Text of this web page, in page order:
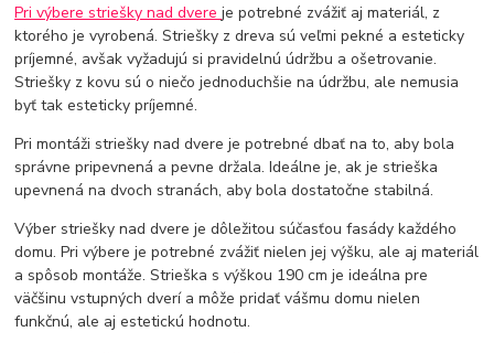
Pri výbere striešky nad dvereje potrebné zvážiť aj materiál, z
ktorého je vyrobená. Striešky z dreva sú veľmi pekné a esteticky
príjemné, avšak vyžadujú si pravidelnú údržbu a ošetrovanie.
Striešky z kovu sú o niečo jednoduchšie na údržbu, ale nemusia
byť tak esteticky príjemné.
Pri montáži striešky nad dvere je potrebné dbať na to, aby bola
správne pripevnená a pevne držala. Ideálne je, ak je strieška
upevnená na dvoch stranách, aby bola dostatočne stabilná.
Výber striešky nad dvere je dôležitou súčasťou fasády každého
domu. Pri výbere je potrebné zvážiť nielen jej výšku, ale aj materiál
a spôsob montáže. Strieška s výškou 190 cm je ideálna pre
väčšinu vstupných dverí a môže pridať vášmu domu nielen
funkčnú, ale aj estetickú hodnotu.